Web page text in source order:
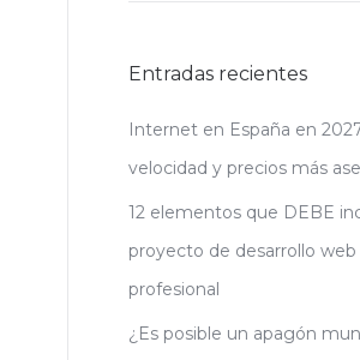
Entradas recientes
Internet en España en
velocidad y precios más
12 elementos que DEBE
proyecto de desarrollo web
profesional
¿Es posible un apagón